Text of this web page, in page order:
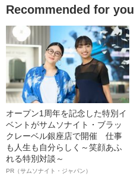
Recommended for you
オープン1周年を記念した特別イ
ベントがサムソナイト・ブラッ
クレーベル銀座店で開催 仕事
も人生も自分らしく～笑顔あふ
れる特別対談～
PR（サムソナイト・ジャパン）